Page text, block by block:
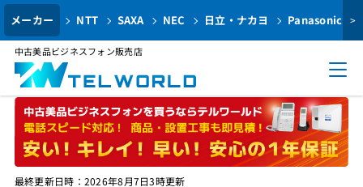
メーカー NTT SAXA NEC 日立・ナカヨ Panasonic >
中古美品ビジネスフォン販売店
最終更新日時：2026年8月7日3時更新